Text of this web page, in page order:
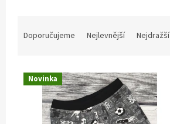
n
Doporučujeme Nejlevnější Nejdražší
V Novinka